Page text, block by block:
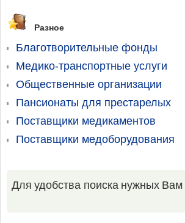
Разное
Благотворительные фонды
Медико-транспортные услуги
Общественные организации
Пансионаты для престарелых
Поставщики медикаментов
Поставщики медоборудования
Для удобства поиска нужных Вам